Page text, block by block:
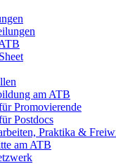
am ATB
Promovierende
Postdocs
Praktika &
am ATB